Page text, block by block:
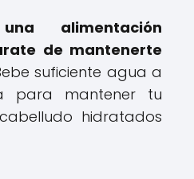
alimentación
de mantenerte
suficiente agua a
para mantener tu
hidratados